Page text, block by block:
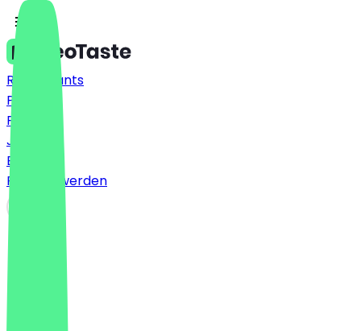
Restaurants
Preise
FAQ
Jobs
Blog
Partner werden